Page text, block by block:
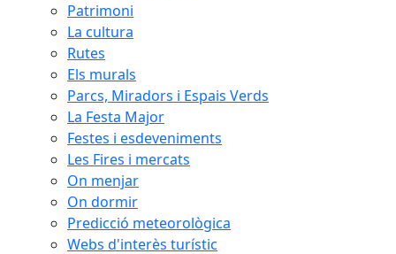
Patrimoni
La cultura
Rutes
Els murals
Parcs, Miradors i Espais Verds
La Festa Major
Festes i esdeveniments
Les Fires i mercats
On menjar
On dormir
Predicció meteorològica
Webs d'interès turístic